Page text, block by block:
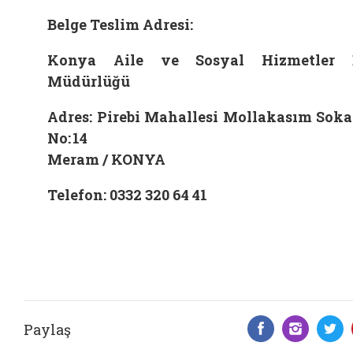
Belge Teslim Adresi:
Konya Aile ve Sosyal Hizmetler
Müdürlüğü
Adres: Pirebi Mahallesi Mollakasım
No: 14
Meram / KONYA
Telefon: 0332 320 64 41
Paylaş